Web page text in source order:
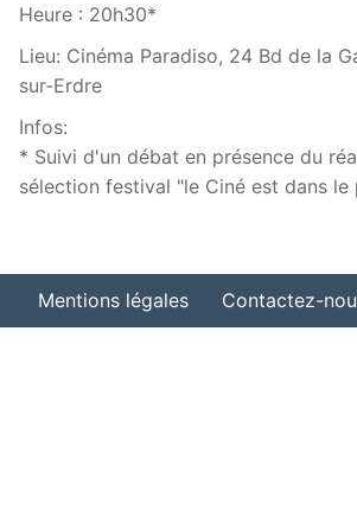
Heure : 20h30*
Lieu: Cinéma Paradiso, 24 Bd de la
sur-Erdre
Infos:
* Suivi d'un débat en présence du
sélection festival "le Ciné est dans le
Mentions légales Contactez-